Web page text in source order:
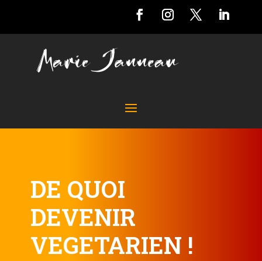
DE QUOI
DEVENIR
VEGETARIEN !